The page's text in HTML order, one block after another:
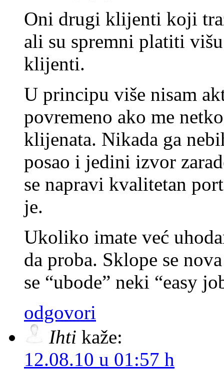
Oni drugi klijenti koji
ali su spremni platiti
klijenti.
U principu više nisam
povremeno ako me
klijenata. Nikada ga
posao i jedini izvor
se napravi kvalitetan
je.
Ukoliko imate već
da proba. Sklope se
se “ubode” neki “easy
odgovori
Ihti kaže:
12.08.10 u 01:57 h